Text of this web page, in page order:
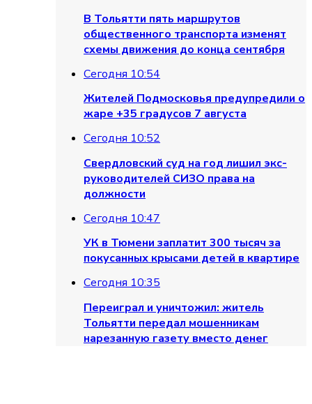
В Тольятти пять маршрутов
общественного транспорта изменят
схемы движения до конца сентября
Сегодня 10:54
Жителей Подмосковья предупредили о
жаре +35 градусов 7 августа
Сегодня 10:52
Свердловский суд на год лишил экс-
руководителей СИЗО права на
должности
Сегодня 10:47
УК в Тюмени заплатит 300 тысяч за
покусанных крысами детей в квартире
Сегодня 10:35
Переиграл и уничтожил: житель
Тольятти передал мошенникам
нарезанную газету вместо денег
к зиме обновят 80 километров